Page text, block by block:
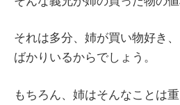
それは多分、姉が買い物好き
ばかりいるからでしょう。
もちろん、姉はそんなことは